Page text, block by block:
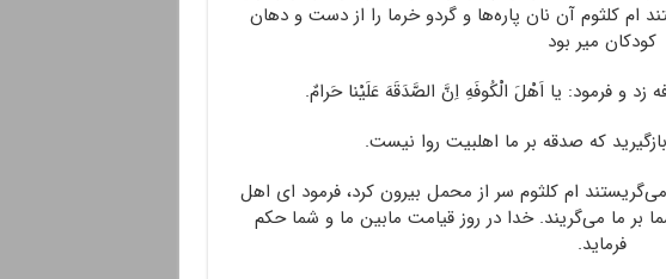
ام کلثوم آن نان پاره‌ها و گردو خرما را از دست و دهان
کودکان میر بود
و فرمود: یا اَهْلَ الْکُوفَهِ اِنَّ الصَّدَقَهَ عَلَیْنا حَرامٌ.
که صدقه بر ما اهلبیت روا نیست.
می‌گریستند ام کلثوم سر از محمل بیرون کرد، فرمود ای اهل
بر ما می‌گریند. خدا در روز قیامت مابین ما و شما حکم
فرماید.